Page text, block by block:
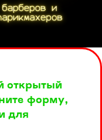
открытый
форму,
для